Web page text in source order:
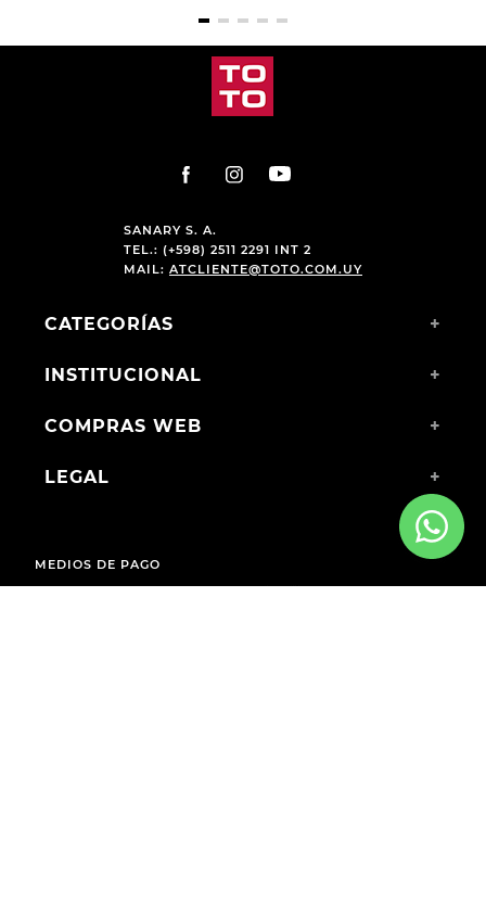
SANARY S. A.
TEL.: (+598) 2511 2291 INT 2
MAIL: ATCLIENTE@TOTO.COM.UY
CATEGORÍAS +
INSTITUCIONAL +
COMPRAS WEB +
LEGAL +
MEDIOS DE PAGO